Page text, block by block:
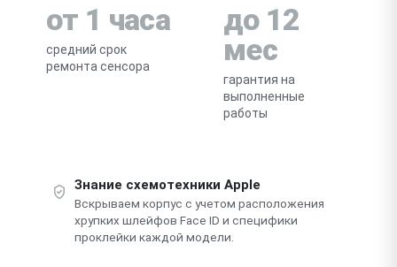
от 1 часа
средний срок
ремонта сенсора
до 12
мес
гарантия на
выполненные
работы
Знание схемотехники Apple
Вскрываем корпус с учетом расположения
хрупких шлейфов Face ID и специфики
проклейки каждой модели.